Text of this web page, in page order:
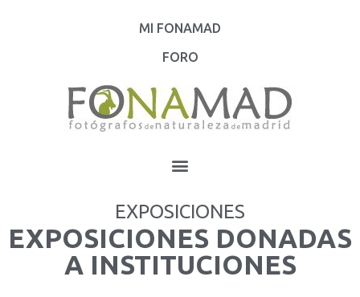
MI FONAMAD
FORO
EXPOSICIONES
EXPOSICIONES DONADAS
A INSTITUCIONES